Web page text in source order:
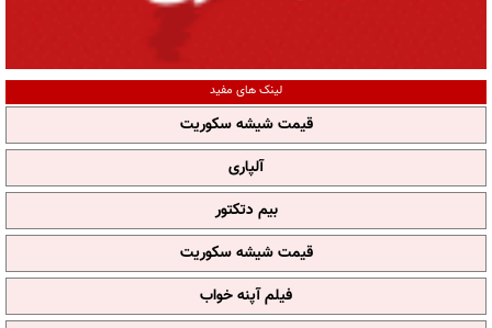
لینک های مفید
قیمت شیشه سکوریت
آلپاری
بیم دتکتور
قیمت شیشه سکوریت
فیلم آپنه خواب